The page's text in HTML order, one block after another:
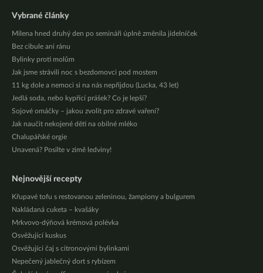
Vybrané články
Milena hned druhý den po semináři úplně změnila jídelníček
Bez cibule ani ránu
Bylinky proti molům
Jak jsme strávili noc s bezdomovci pod mostem
11 kg dole a nemoci si na nás nepřijdou (Lucka, 43 let)
Jedlá soda, nebo kypřící prášek? Co je lepší?
Sojové omáčky – jakou zvolit pro zdravé vaření?
Jak naučit nekojené děti na obilné mléko
Chalupářské orgie
Unavená? Posilte v zimě ledviny!
Nejnovější recepty
Křupavé tofu s restovanou zeleninou, žampiony a bulgurem
Nakládaná cuketa – kvašáky
Mrkvovo-dýňová krémová polévka
Osvěžující kuskus
Osvěžující čaj s citronovými bylinkami
Nepečený jablečný dort s rybízem